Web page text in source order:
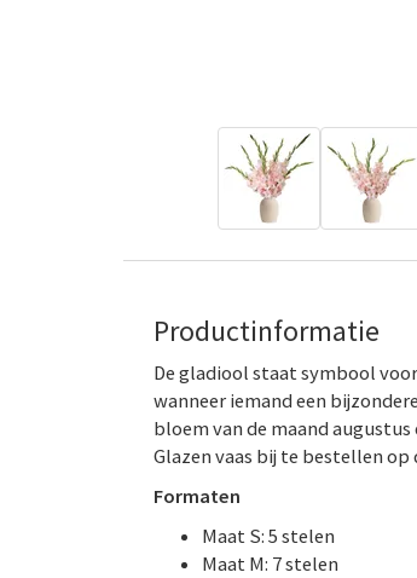
Productinformatie
De gladiool staat symbool
wanneer iemand een
bloem van de maand
Glazen vaas bij te bestellen op
Formaten
Maat S: 5 stelen
Maat M: 7 stelen